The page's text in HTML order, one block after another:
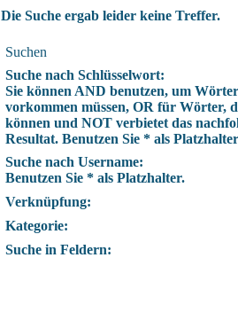
Die Suche ergab leider keine Treffer.
Suchen
Suche nach Schlüsselwort:
Sie können AND benutzen, um
vorkommen müssen, OR für Wörter,
können und NOT verbietet das
Resultat. Benutzen Sie * als
Suche nach Username:
Benutzen Sie * als Platzhalter.
Verknüpfung:
Kategorie:
Suche in Feldern: